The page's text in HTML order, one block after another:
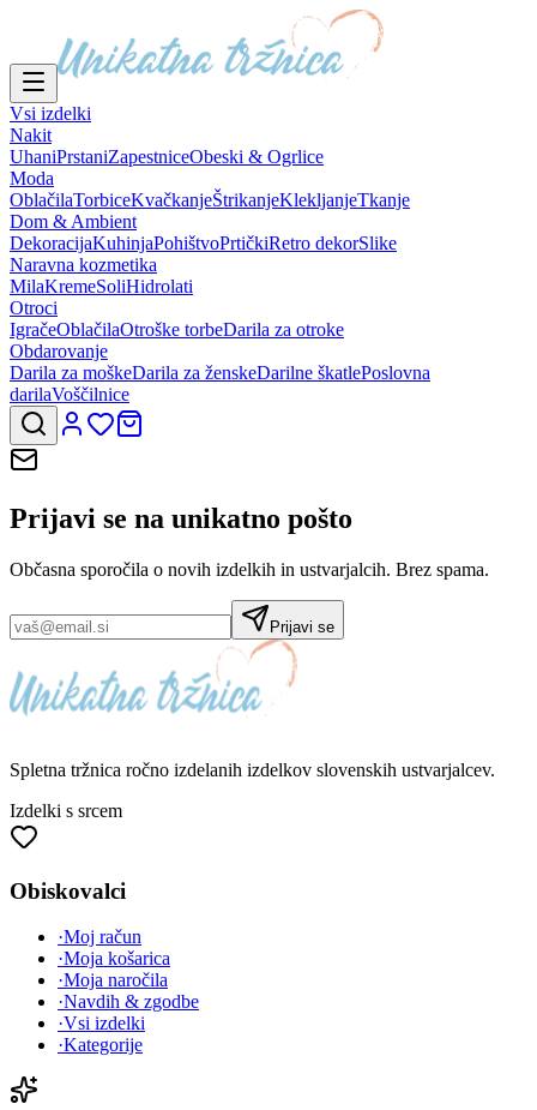
Vsi izdelki
Nakit
UhaniPrstaniZapestniceObeski & Ogrlice
Moda
OblačilaTorbiceKvačkanjeŠtrikanjeKlekljanjeTkanje
Dom & Ambient
DekoracijaKuhinjaPohištvoPrtičkiRetro dekorSlike
Naravna kozmetika
MilaKremeSoliHidrolati
Otroci
IgračeOblačilaOtroške torbeDarila za otroke
Obdarovanje
Darila za moškeDarila za ženskeDarilne škatlePoslovna
darilaVoščilnice
Prijavi se na unikatno pošto
Občasna sporočila o novih izdelkih in ustvarjalcih. Brez spama.
Prijavi se
Spletna tržnica ročno izdelanih izdelkov slovenskih ustvarjalcev.
Izdelki s srcem
Obiskovalci
·Moj račun
·Moja košarica
·Moja naročila
·Navdih & zgodbe
·Vsi izdelki
·Kategorije